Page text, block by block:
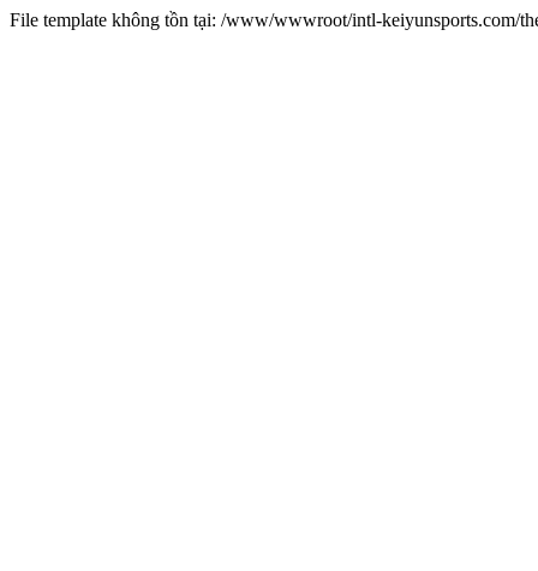
File template không tồn tại: /www/wwwroot/intl-keiyunsports.com/